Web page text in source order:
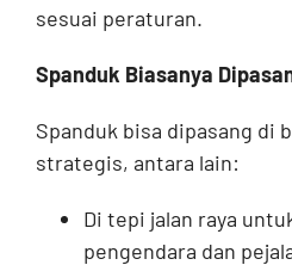
sesuai peraturan.
Spanduk Biasanya
Spanduk bisa dipasang di
strategis, antara lain:
Di tepi jalan raya
pengendara dan